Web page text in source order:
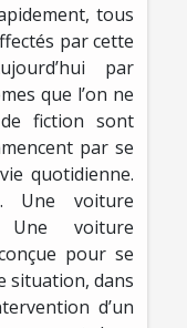
tous
par cette
par
que l’on ne
fiction sont
par se
quotidienne.
Une voiture
Une voiture
pour se
situation, dans
d’un